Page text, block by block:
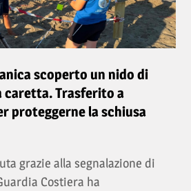
scoperto un nido di
Trasferito a
proteggerne la schiusa
grazie alla segnalazione di
Costiera ha